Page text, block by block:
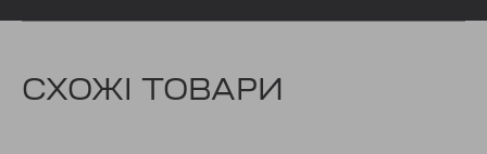
СХОЖІ ТОВАРИ